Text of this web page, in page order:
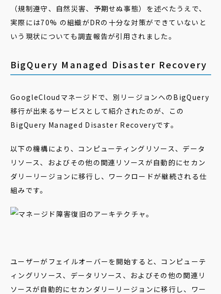
（規制遵守、自然災害、予期せぬ事態）を述べたうえで、
実際には70% の組織がDRの十分な対策ができていないと
いう現状についても調査報告が引用されました。
BigQuery Managed Disaster Recovery
GoogleCloudマネージドで、別リージョンへのBigQuery
移行が出来るサービスとして紹介されたのが、この
BigQuery Managed Disaster Recoveryです。
以下の機構により、コンピューティングリソース、データ
リソース、およびその他の関連リソースが自動的にセカン
ダリーリージョンに移行し、ワークロードが継続される仕
組みです。
ユーザーがフェイルオーバーを開始すると、コンピューテ
ィングリソース、データリソース、およびその他の関連リ
ソースが自動的にセカンダリーリージョンに移行し、ワー